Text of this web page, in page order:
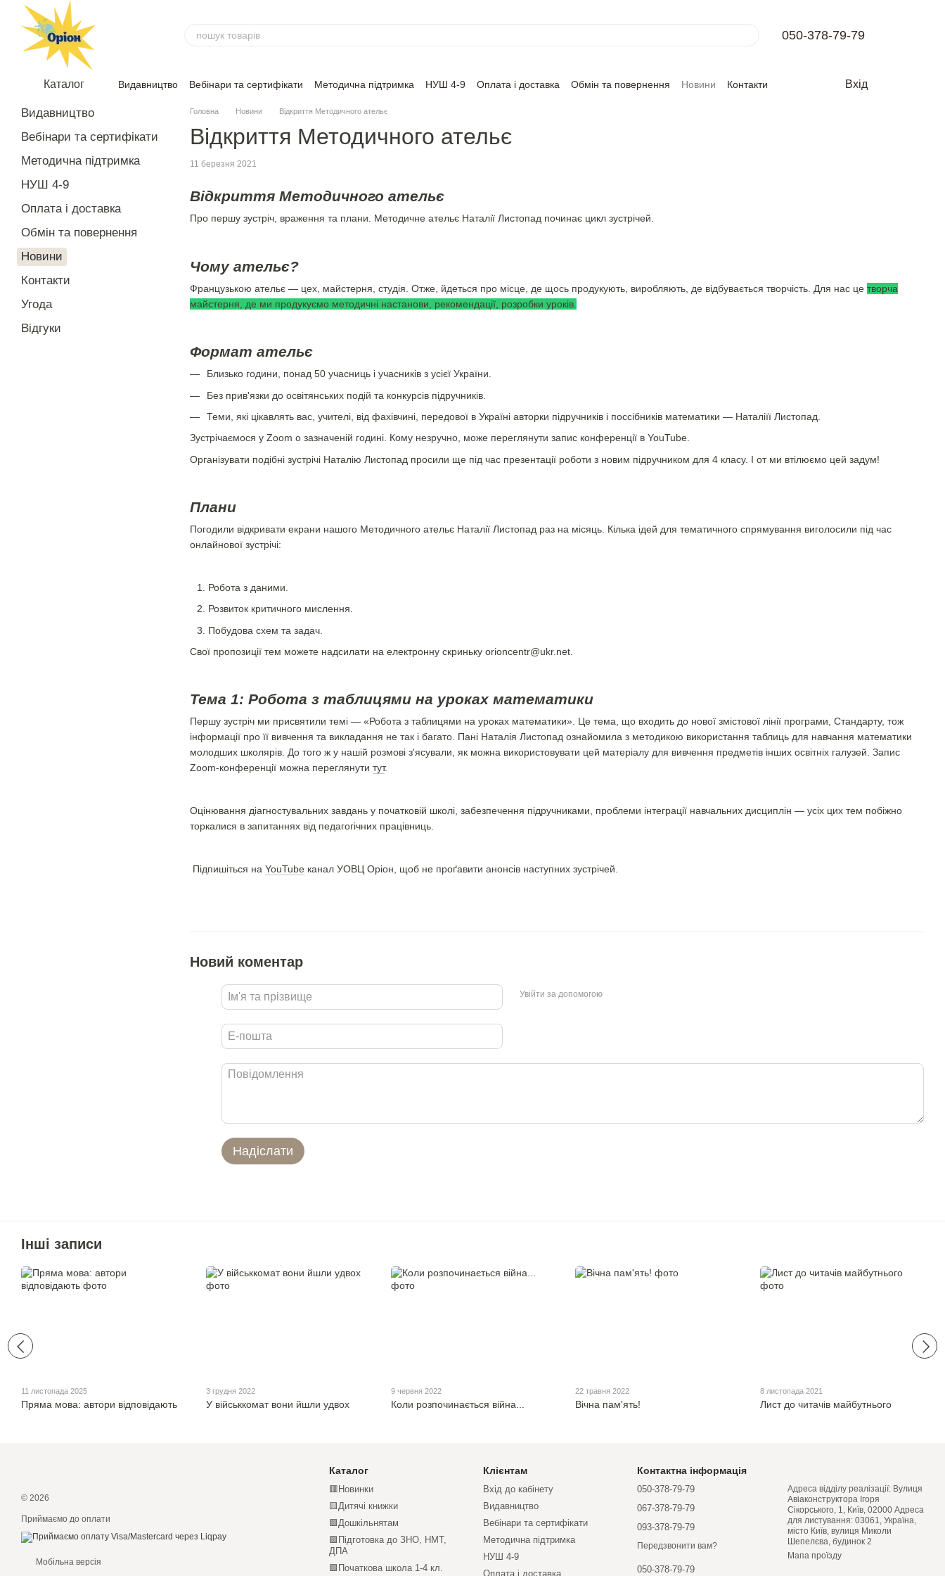
Перейти до основного контенту
050-378-79-79
Каталог Видавництво Вебінари та сертифікати Методична підтримка НУШ 4-9 Оплата і доставка Обмін та повернення Новини
Контакти
Вхід
Головна Новини Відкриття Методичного ательє
Відкриття Методичного ательє
11 березня 2021
Відкриття Методичного ательє
Про першу зустріч, враження та плани. Методичне ательє Наталії Листопад починає цикл зустрічей.
Чому ательє?
Французькою ательє — цех, майстерня, студія. Отже, йдеться про місце, де щось продукують, виробляють, де відбувається творчість. Для нас це творча
майстерня, де ми продукуємо методичні настанови, рекомендації, розробки уроків.
Формат ательє
Близько години, понад 50 учасниць і учасників з усієї України.
Без прив'язки до освітянських подій та конкурсів підручників.
Теми, які цікавлять вас, учителі, від фахівчині, передової в Україні авторки підручників і поссібників математики — Наталіїї Листопад.
Зустрічаємося у Zoom о зазначеній годині. Кому незручно, може переглянути запис конференції в YouTube.
Організувати подібні зустрічі Наталію Листопад просили ще під час презентації роботи з новим підручником для 4 класу. І от ми втілюємо цей задум!
Плани
Погодили відкривати екрани нашого Методичного ательє Наталії Листопад раз на місяць. Кілька ідей для тематичного спрямування виголосили під час
онлайнової зустрічі:
Робота з даними.
Розвиток критичного мислення.
Побудова схем та задач.
Свої пропозиції тем можете надсилати на електронну скриньку orioncentr@ukr.net.
Тема 1: Робота з таблицями на уроках математики
Першу зустріч ми присвятили темі — «Робота з таблицями на уроках математики». Це тема, що входить до нової змістової лінії програми, Стандарту, тож
інформації про її вивчення та викладання не так і багато. Пані Наталія Листопад ознайомила з методикою використання таблиць для навчання математики
молодших школярів. До того ж у нашій розмові з'ясували, як можна використовувати цей матеріалу для вивчення предметів інших освітніх галузей. Запис
Zoom-конференції можна переглянути тут.
Оцінювання діагностувальних завдань у початковій школі, забезпечення підручниками, проблеми інтеграції навчальних дисциплін — усіх цих тем побіжно
торкалися в запитаннях від педагогічних працівниць.
Підпишіться на YouTube канал УОВЦ Оріон, щоб не проґавити анонсів наступних зустрічей.
Новий коментар
Увійти за допомогою
Надіслати
Видавництво
Вебінари та сертифікати
Методична підтримка
НУШ 4-9
Оплата і доставка
Обмін та повернення
Новини
Контакти
Угода
Відгуки
Інші записи
11 листопада 2025
Пряма мова: автори відповідають
3 грудня 2022
У військкомат вони йшли удвох
9 червня 2022
Коли розпочинається війна...
22 травня 2022
Вічна пам'ять!
8 листопада 2021
Лист до читачів майбутнього
© 2026
Приймаємо до оплати
Мобільна версія
Каталог
🟥Новинки
🟨Дитячі книжки
🟩Дошкільнятам
🟩Підготовка до ЗНО, НМТ,
ДПА
🟩Початкова школа 1-4 кл.
Клієнтам
Вхід до кабінету
Видавництво
Вебінари та сертифікати
Методична підтримка
НУШ 4-9
Оплата і доставка
Контактна інформація
050-378-79-79
067-378-79-79
093-378-79-79
Передзвонити вам?
050-378-79-79
Адреса відділу реалізації: Вулиця
Авіаконструктора Ігоря
Сікорського, 1, Київ, 02000 Адреса
для листування: 03061, Україна,
місто Київ, вулиця Миколи
Шепелєва, будинок 2
Мапа проїзду